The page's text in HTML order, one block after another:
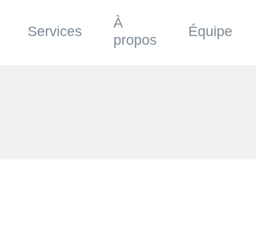
Services
À
propos
Équipe